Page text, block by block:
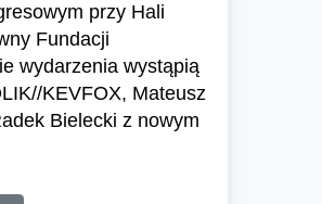
przy Hali
Fundacji
wydarzenia wystąpią
KEVFOX, Mateusz
Bielecki z nowym